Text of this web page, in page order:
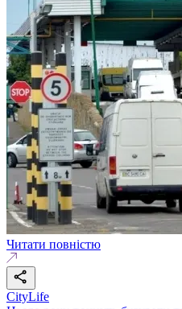
Читати повністю
CityLife